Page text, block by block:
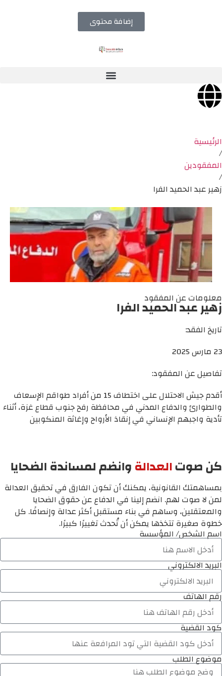
إضافة محتوى
الرئيسية
/
المفقودين
/
زهير عبد الحميد الفرا
معلومات عن المفقود
زهير عبد الحميد الفرا
تاريخ الفقد:
23 مارس 2025
تفاصيل عن المفقود:
أقدم جيش الاحتلال على اختطاف 15 من أفراد طواقم الإسعاف
والطوارئ والدفاع المدني في محافظة رفح جنوب قطاع غزة، أثناء
تأدية واجبهم الإنساني في إنقاذ الأرواح وإغاثة المنكوبين
كن صوتالعدالةوانضم لمساندة الضحايا
بمساهمتك القانونية، يمكنك أن تكون الفارق في تحقيق العدالة
لمن لا صوت لهم. انضم إلينا في الدفاع عن حقوق الضحايا
والمعتقلين، وساهم في بناء مستقبل أكثر عدالة وإنصافًا. كل
خطوة صغيرة تتخذها يمكن أن تُحدث تغييرًا كبيرًا.
اسم الشخص/ المؤسسة
البريد الالكتروني
رقم الهاتف
كود القضية
موضوع الطلب